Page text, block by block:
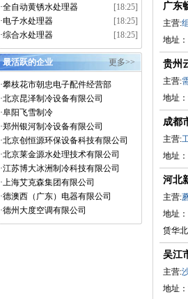
·全自动黄锈水处理器
[18:25]
·电子水处理器
[18:25]
·综合水处理器 [18:25]
更多>>
最活跃的企业
·攀枝花市朝忠电子配件经营部
·北京昆泽制冷设备有限公司
·阜阳飞雪制冷
·郑州银河制冷设备有限公司
·北京创恒源环保设备科技有限公司
·北京莱金源水处理技术有限公司
·江苏博大冰洲制冷科技有限公司
·上海艾克森集团有限公司
·德澳西（广东）电器有限公司
·德州大度空调有限公司
广东
主营:
地址
贵州
主营:
地址
成都
主营:
地址
河北
主营:
地址
赁华
吴江
主营:
地址